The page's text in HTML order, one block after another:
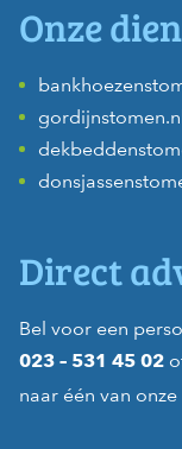
Onze
gordijnstomen.nl
Direct
Bel voor een
023 – 531 45 02
naar één van